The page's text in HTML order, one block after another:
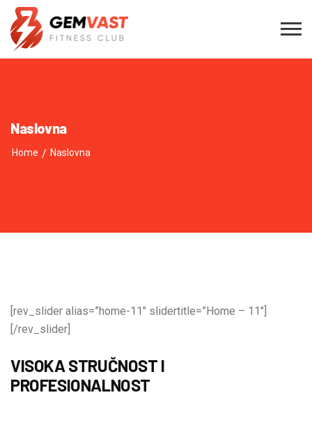
Naslovna
Home / Naslovna
[rev_slider alias=”home-11″ slidertitle=”Home – 11″]
[/rev_slider]
VISOKA STRUČNOST I
PROFESIONALNOST